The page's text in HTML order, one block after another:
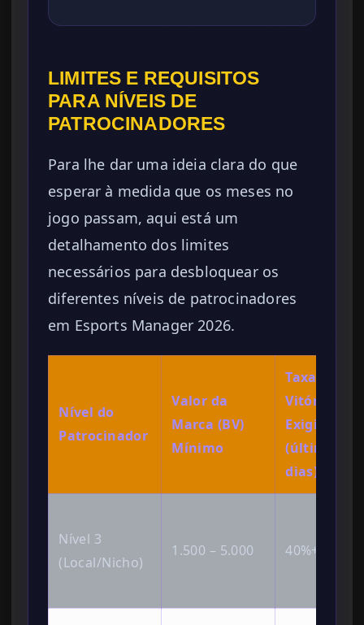
LIMITES E REQUISITOS
PARA NÍVEIS DE
PATROCINADORES
Para lhe dar uma ideia clara do que
esperar à medida que os meses no
jogo passam, aqui está um
detalhamento dos limites
necessários para desbloquear os
diferentes níveis de patrocinadores
em Esports Manager 2026.
Nível do
Patrocinador
Valor da
Marca (BV)
Mínimo
Taxa de
Vitórias
Exigida
(últimos 30
dias)
Nível 3
(Local/Nicho)
1.500 – 5.000 40%+